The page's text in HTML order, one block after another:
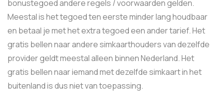
bonustegoed andere regels / voorwaarden gelden.
Meestal is het tegoed ten eerste minder lang houdbaar
en betaal je met het extra tegoed een ander tarief. Het
gratis bellen naar andere simkaarthouders van dezelfde
provider geldt meestal alleen binnen Nederland. Het
gratis bellen naar iemand met dezelfde simkaart in het
buitenland is dus niet van toepassing.